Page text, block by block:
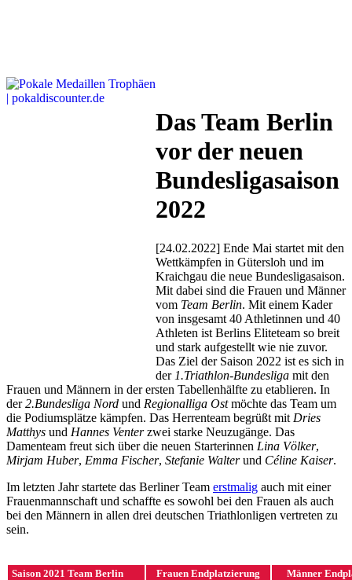
Das Team Berlin
vor der neuen
Bundesligasaison
2022
[24.02.2022] Ende Mai startet mit den
Wettkämpfen in Gütersloh und im
Kraichgau die neue Bundesligasaison.
Mit dabei sind die Frauen und Männer
vom Team Berlin. Mit einem Kader
von insgesamt 40 Athletinnen und 40
Athleten ist Berlins Eliteteam so breit
und stark aufgestellt wie nie zuvor.
Das Ziel der Saison 2022 ist es sich in
der 1.Triathlon-Bundesliga mit den
Frauen und Männern in der ersten Tabellenhälfte zu etablieren. In
der2.Bundesliga Nord und Regionalliga Ostmöchte das Team um
die Podiumsplätze kämpfen. Das Herrenteam begrüßt mit Dries
Matthys und Hannes Venterzwei starke Neuzugänge. Das
Damenteam freut sich über die neuen Starterinnen Lina Völker,
Mirjam Huber, Emma Fischer, Stefanie Walterund Céline Kaiser.
Im letzten Jahr startete das Berliner Team erstmalig auch mit einer
Frauenmannschaft und schaffte es sowohl bei den Frauen als auch
bei den Männern in allen drei deutschen Triathlonligen vertreten zu
sein.
Saison 2021 Team Berlin Frauen Endplatzierung Männer